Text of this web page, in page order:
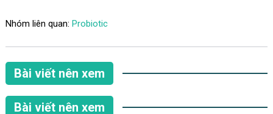
Nhóm liên quan: Probiotic
Bài viết nên xem
Bài viết nên xem